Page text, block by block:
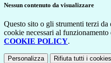
Nessun contenuto da visualizzare
Questo sito o gli strumenti terzi
cookie necessari al
COOKIE POLICY.
Personalizza Rifiuta tutti i cookies